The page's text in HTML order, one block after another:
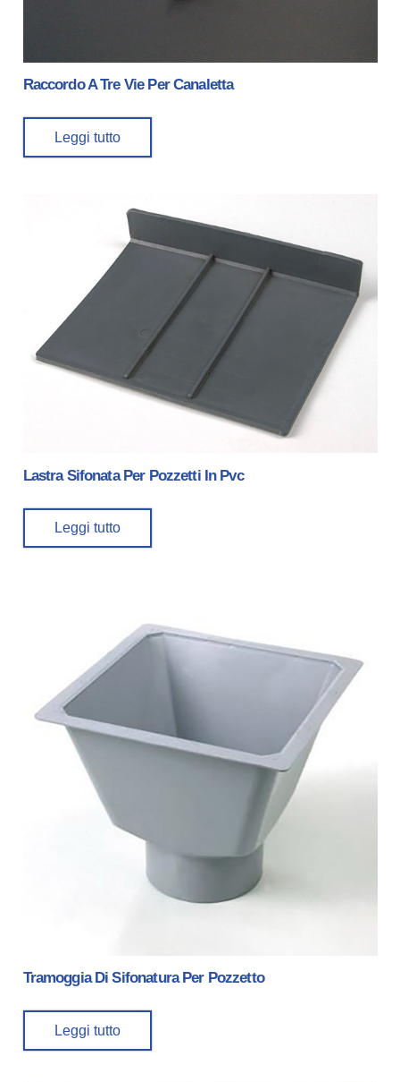
Raccordo A Tre Vie Per Canaletta
Leggi tutto
Lastra Sifonata Per Pozzetti In Pvc
Leggi tutto
Tramoggia Di Sifonatura Per Pozzetto
Leggi tutto